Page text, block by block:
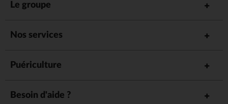
Le groupe
Nos services
Puériculture
Besoin d'aide ?